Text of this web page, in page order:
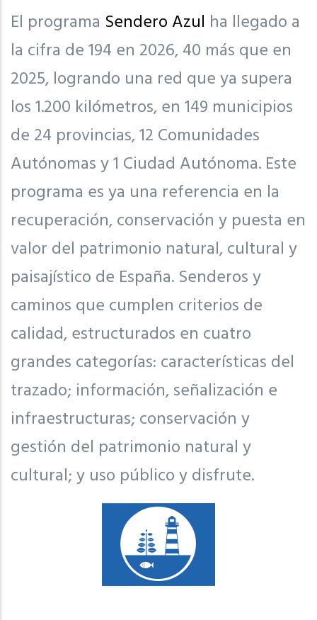
El programa Sendero Azul ha llegado a
la cifra de 194 en 2026, 40 más que en
2025, logrando una red que ya supera
los 1.200 kilómetros, en 149 municipios
de 24 provincias, 12 Comunidades
Autónomas y 1 Ciudad Autónoma. Este
programa es ya una referencia en la
recuperación, conservación y puesta en
valor del patrimonio natural, cultural y
paisajístico de España. Senderos y
caminos que cumplen criterios de
calidad, estructurados en cuatro
grandes categorías: características del
trazado; información, señalización e
infraestructuras; conservación y
gestión del patrimonio natural y
cultural; y uso público y disfrute.